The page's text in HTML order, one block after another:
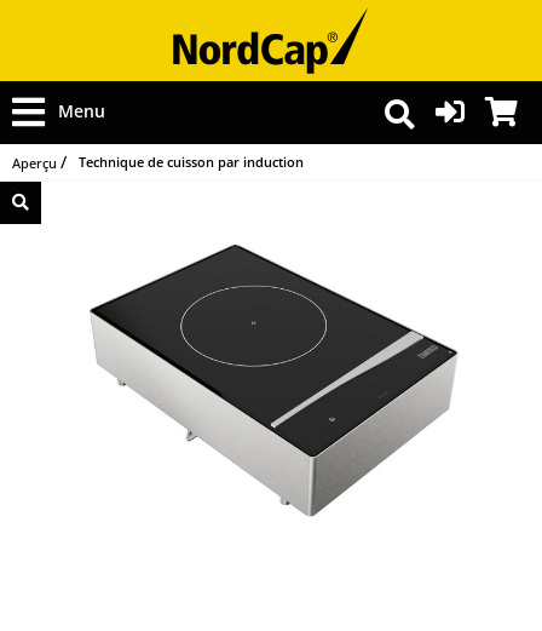
Menu
Aperçu Technique de cuisson par induction